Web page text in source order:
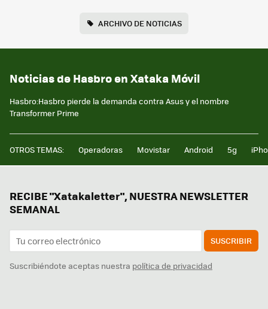
ARCHIVO DE NOTICIAS
Noticias de Hasbro en Xataka Móvil
Hasbro:Hasbro pierde la demanda contra Asus y el nombre
Transformer Prime
OTROS TEMAS: Operadoras Movistar Android 5g
RECIBE "Xatakaletter", NUESTRA NEWSLETTER
SEMANAL
SUSCRIBIR
Suscribiéndote aceptas nuestra política de privacidad